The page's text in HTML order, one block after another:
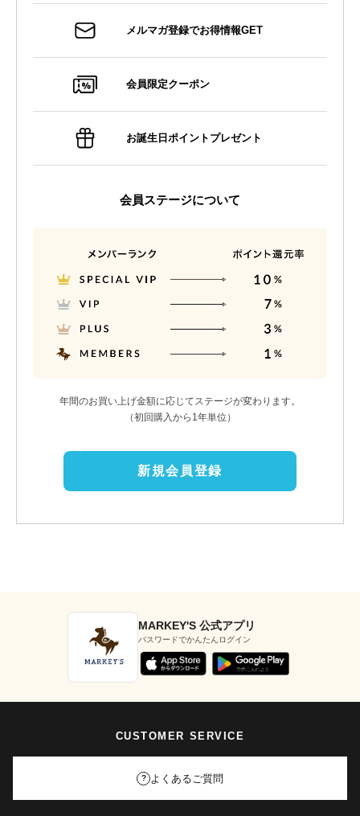
メルマガ登録でお得情報GET
会員限定クーポン
お誕生日ポイントプレゼント
会員ステージについて
年間のお買い上げ金額に応じてステージが変わります。
（初回購入から1年単位）
新規会員登録
MARKEY'S 公式アプリ
パスワードでかんたんログイン
CUSTOMER SERVICE
? よくあるご質問